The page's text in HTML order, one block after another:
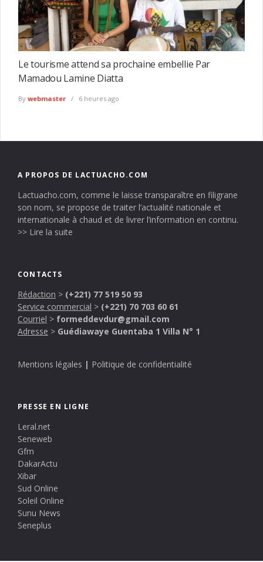
Le tourisme attend sa prochaine embellie Par
Mamadou Lamine Diatta
By webmaster 6 heures ago
A PROPOS DE LACTUACHO.COM
Lactuacho.com, comme le laisse transparaître en filigrane
son nom, se propose de traiter l’actualité nationale et
internationale à chaud et de livrer l’information en continu.
>> Lire la suite
CONTACTS
Rédaction > (+221) 77 519 50 93
Service commercial > (+221) 70 703 60 61
Courriel > formeddevdur@gmail.com
Adresse > Guédiawaye Guentaba 1 Villa N° 1
Mentions légales | Politique de confidentialité
PRESSE EN LIGNE
Leral.net
Seneweb
Gfm
DakarActu
Xibar
Sud Online
Soleil Online
Sunu News
Seneplus